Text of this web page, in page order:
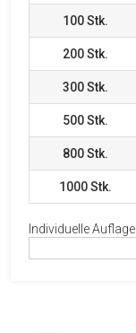
100Stk.
200Stk.
300Stk.
500Stk.
800Stk.
1000Stk.
Individuelle Auflage